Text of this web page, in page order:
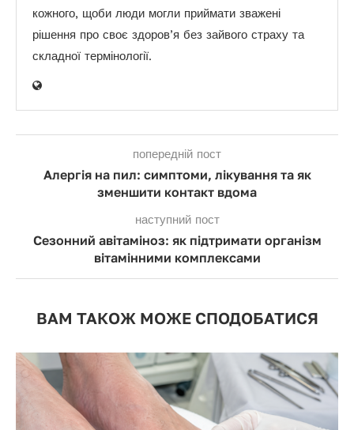
кожного, щоби люди могли приймати зважені
рішення про своє здоров’я без зайвого страху та
складної термінології.
попередній пост
Алергія на пил: симптоми, лікування та як
зменшити контакт вдома
наступний пост
Сезонний авітаміноз: як підтримати організм
вітамінними комплексами
ВАМ ТАКОЖ МОЖЕ СПОДОБАТИСЯ